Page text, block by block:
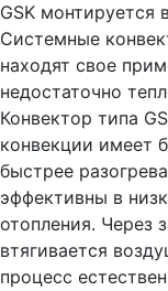
GSK монтируется
Системные
находят свое
недостаточно
Конвектор типа
конвекции имеет
быстрее
эффективны в
отопления. Через
втягивается
процесс